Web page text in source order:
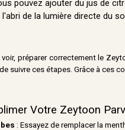
pouvez ajouter du jus de
de la lumière directe du
préparer correctement le
suivre ces étapes. Grâce à ces
Votre Zeytoon
: Essayez de remplacer la